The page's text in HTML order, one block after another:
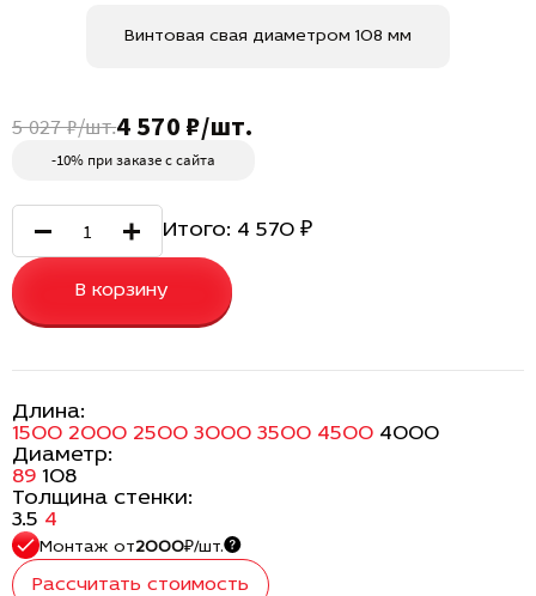
5 027 ₽/шт.4 570 ₽/шт.
-10% при заказе с сайта
Итого: 4 570 ₽
В корзину
Длина:
1500 2000 2500 3000 3500 4500 4000
Диаметр:
89 108
Толщина стенки:
3.5 4
Монтаж от2000₽/шт.
Рассчитать стоимость
Винтовая свая диаметром 108 мм